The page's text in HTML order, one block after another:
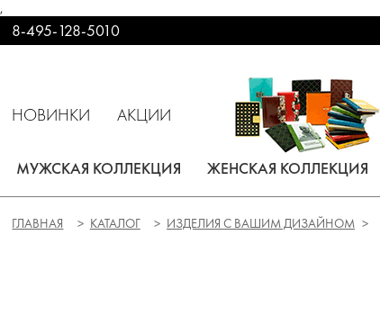
,
8-495-128-5010
НОВИНКИ АКЦИИ
МУЖСКАЯ КОЛЛЕКЦИЯ ЖЕНСКАЯ КОЛЛЕКЦИЯ
ГЛАВНАЯ КАТАЛОГ ИЗДЕЛИЯ С ВАШИМ ДИЗАЙНОМ